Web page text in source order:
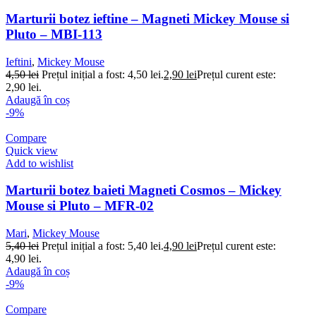
Marturii botez ieftine – Magneti Mickey Mouse si
Pluto – MBI-113
Ieftini, Mickey Mouse
4,50lei Prețul inițial a fost: 4,50 lei.2,90 leiPrețul curent este:
2,90 lei.
Adaugă în coș
-9%
Compare
Quick view
Add to wishlist
Marturii botez baieti Magneti Cosmos – Mickey
Mouse si Pluto – MFR-02
Mari, Mickey Mouse
5,40lei Prețul inițial a fost: 5,40 lei.4,90 leiPrețul curent este:
4,90 lei.
Adaugă în coș
-9%
Compare